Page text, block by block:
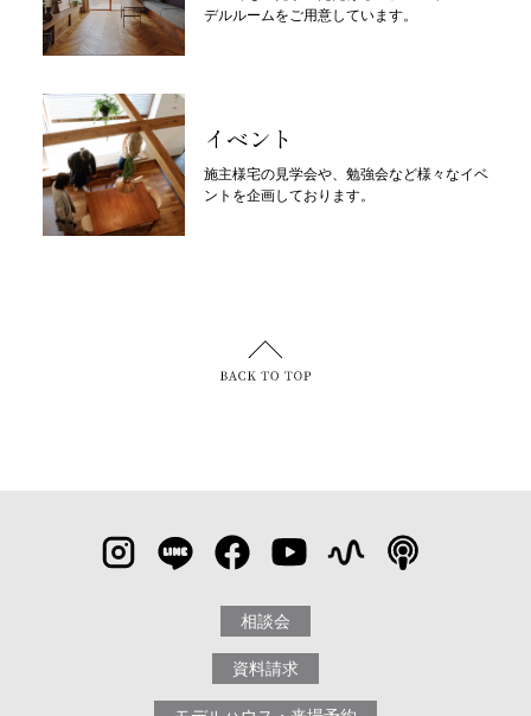
デルルームをご用意しています。
イベント
施主様宅の見学会や、勉強会など様々なイベ
ントを企画しております。
相談会
資料請求